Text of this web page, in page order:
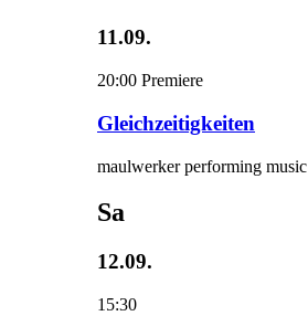
11.09.
20:00 Premiere
Gleichzeitigkeiten
maulwerker performing music
Sa
12.09.
15:30